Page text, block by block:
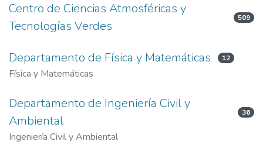
Centro de Ciencias Atmosféricas y
Tecnologías Verdes
509
Departamento de Física y Matemáticas 12
Física y Matemáticas
Departamento de Ingeniería Civil y
Ambiental
36
Ingeniería Civil y Ambiental